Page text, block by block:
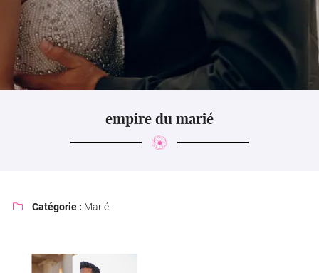
 Code Captcha
Rafraîchir le captcha
En cochant cette case, vous consentez à recevoir nos propositions commerciales à
l'adresse email indiqué ci-dessus. Vous pouvez vous désinscrire à tout moment en
Inscription
empire du marié
 Catégorie : Marié